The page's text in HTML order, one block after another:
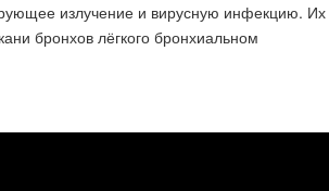
излучение и вирусную инфекцию. Их
бронхов лёгкого бронхиальном